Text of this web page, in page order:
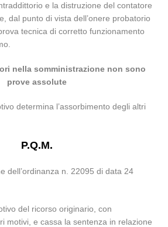
e la distruzione del contatore
dal punto di vista dell’onere probatorio
tecnica di corretto funzionamento
nella somministrazione non sono
prove assolute
determina l’assorbimento degli altri
P.Q.M.
dell’ordinanza n. 22095 di data 24
del ricorso originario, con
motivi, e cassa la sentenza in relazione